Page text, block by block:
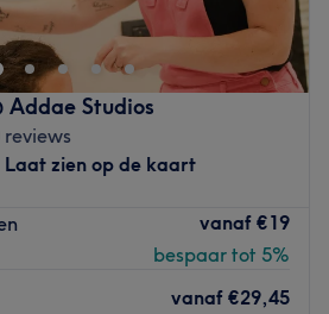
Go to venue
Addae Studios
reviews
Laat zien op de kaart
vanaf €19
bespaar tot 5%
vanaf €29,45